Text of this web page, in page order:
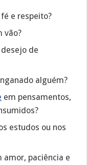
e respeito?
vão?
de
alguém?
em pensamentos,
estudos ou nos
paciência e